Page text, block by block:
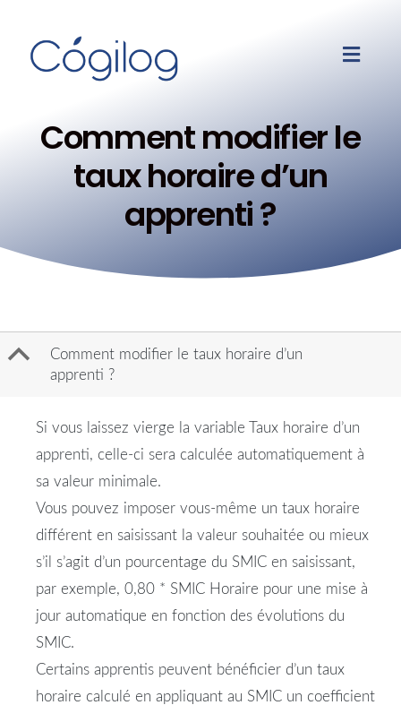
Comment modifier le
taux horaire d’un
apprenti ?
B
Comment modifier le taux horaire d’un
apprenti ?
Si vous laissez vierge la variable Taux horaire d’un
apprenti, celle-ci sera calculée automatiquement à
sa valeur minimale.
Vous pouvez imposer vous-même un taux horaire
différent en saisissant la valeur souhaitée ou mieux
s’il s’agit d’un pourcentage du SMIC en saisissant,
par exemple, 0,80 * SMIC Horaire pour une mise à
jour automatique en fonction des évolutions du
SMIC.
Certains apprentis peuvent bénéficier d’un taux
horaire calculé en appliquant au SMIC un coefficient